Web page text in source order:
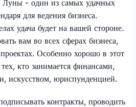
Луны - один из самых удачных
для ведения бизнеса.
удача будет на вашей стороне.
вам во всех сферах бизнеса,
Особенно хорошо в этот
кто занимается финансами,
искусством, юриспунденцией.
контракты, проводить